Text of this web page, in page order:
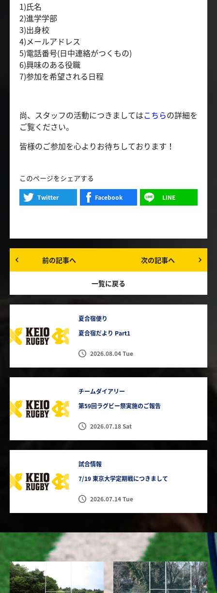
1)氏名
2)進学学部
3)出身校
4)メールアドレス
5)電話番号(日中連絡がつくもの)
6)興味のある役職
7)参加を希望される日程
尚、スタッフの活動につきましてはこちらの詳細を
ご覧ください。
皆様のご参加を心よりお待ちしております！
このページをシェアする
Twitter Facebook LINE
前の記事へ
一覧に戻る
次の記事へ
夏合宿便り
夏合宿だより Part1
2026.08.04 Tue
チームダイアリー
第59回ラグビー祭実施のご報告
2026.07.18 Sat
試合情報
7/19 東京大学定期戦につきまして
2026.07.14 Tue